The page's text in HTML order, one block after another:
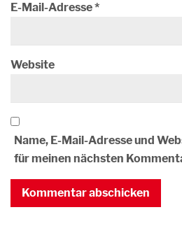
E-Mail-Adresse*
Website
Name, E-Mail-Adresse und
für meinen nächsten